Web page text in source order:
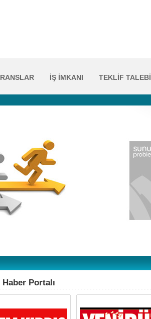
İŞ İMKANI TEKLİF TALEBİ
Haber Portalı